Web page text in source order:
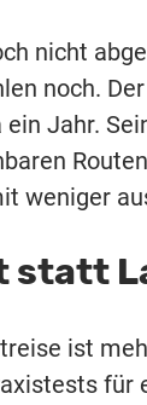
nicht
noch.
Jahr.
weniger
statt
ist
für